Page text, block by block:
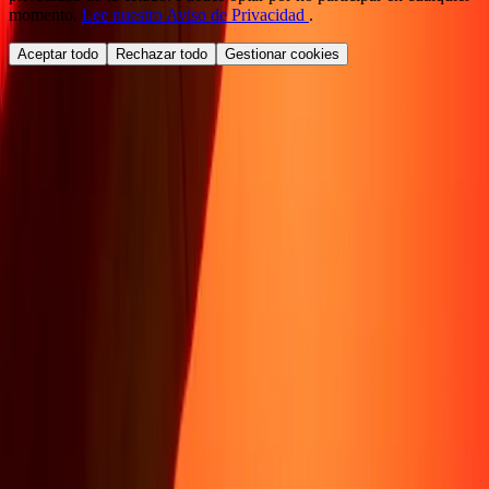
momento. Lee nuestro Aviso de Privacidad .
Aceptar todo Rechazar todo Gestionar cookies